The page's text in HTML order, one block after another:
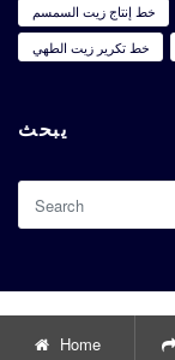
خط إنتاج زيت السمسم
خط تكرير زيت الطهي
يبحث
Home